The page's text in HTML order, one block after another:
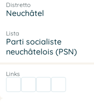
Distretto
Neuchâtel
Lista
Parti socialiste
neuchâtelois (PSN)
Links